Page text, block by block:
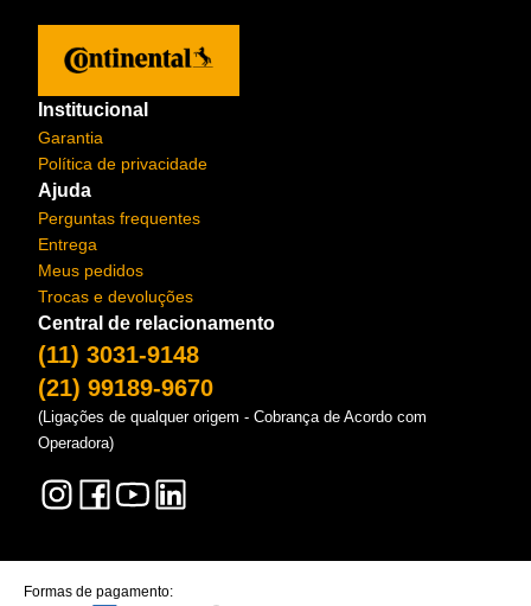
Institucional
Garantia
Política de privacidade
Ajuda
Perguntas frequentes
Entrega
Meus pedidos
Trocas e devoluções
Central de relacionamento
(11) 3031-9148
(21) 99189-9670
(Ligações de qualquer origem - Cobrança de Acordo com
Operadora)
Formas de pagamento: